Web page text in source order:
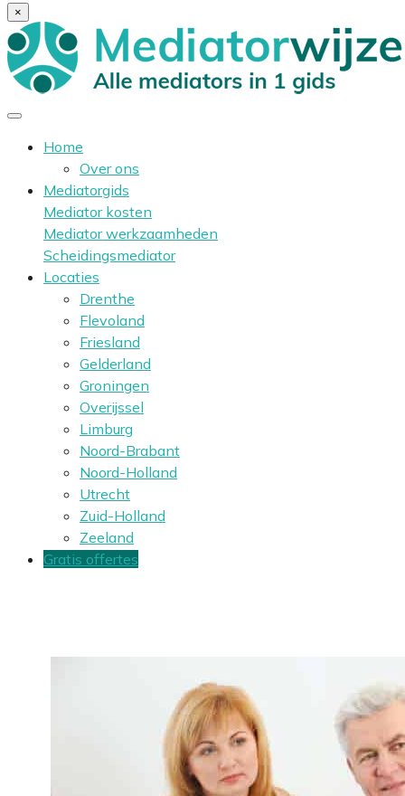
×
Home
Over ons
Mediatorgids
Mediator kosten
Mediator werkzaamheden
Scheidingsmediator
Locaties
Drenthe
Flevoland
Friesland
Gelderland
Groningen
Overijssel
Limburg
Noord-Brabant
Noord-Holland
Utrecht
Zuid-Holland
Zeeland
Gratis offertes